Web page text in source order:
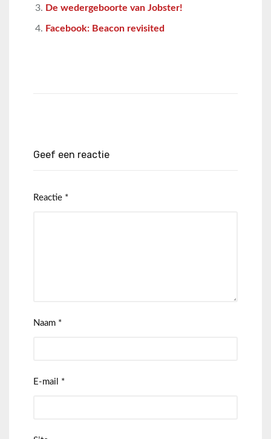
De wedergeboorte van Jobster!
Facebook: Beacon revisited
Geef een reactie
Reactie *
Naam *
E-mail *